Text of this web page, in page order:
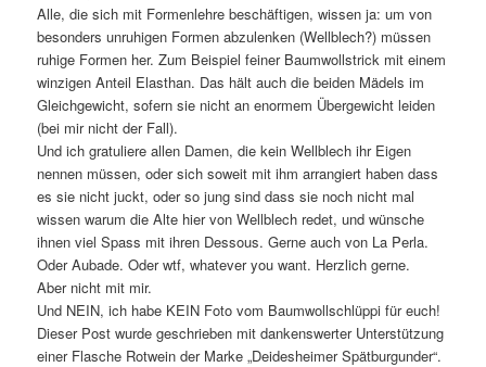
Alle, die sich mit Formenlehre beschäftigen, wissen ja: um von
besonders unruhigen Formen abzulenken (Wellblech?) müssen
ruhige Formen her. Zum Beispiel feiner Baumwollstrick mit einem
winzigen Anteil Elasthan. Das hält auch die beiden Mädels im
Gleichgewicht, sofern sie nicht an enormem Übergewicht leiden
(bei mir nicht der Fall).
Und ich gratuliere allen Damen, die kein Wellblech ihr Eigen
nennen müssen, oder sich soweit mit ihm arrangiert haben dass
es sie nicht juckt, oder so jung sind dass sie noch nicht mal
wissen warum die Alte hier von Wellblech redet, und wünsche
ihnen viel Spass mit ihren Dessous. Gerne auch von La Perla.
Oder Aubade. Oder wtf, whatever you want. Herzlich gerne.
Aber nicht mit mir.
Und NEIN, ich habe KEIN Foto vom Baumwollschlüppi für euch!
Dieser Post wurde geschrieben mit dankenswerter Unterstützung
einer Flasche Rotwein der Marke „Deidesheimer Spätburgunder“.